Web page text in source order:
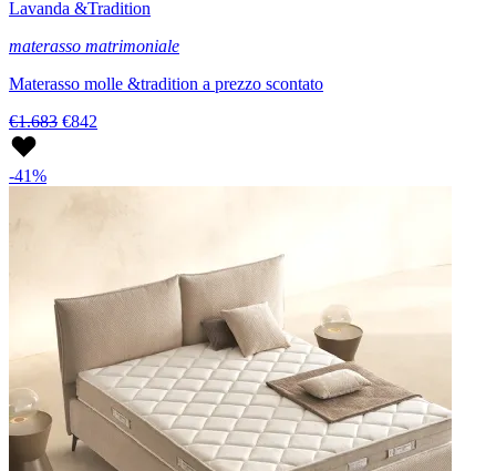
Lavanda &Tradition
materasso matrimoniale
Materasso molle &tradition a prezzo scontato
€1.683 €842
-41%